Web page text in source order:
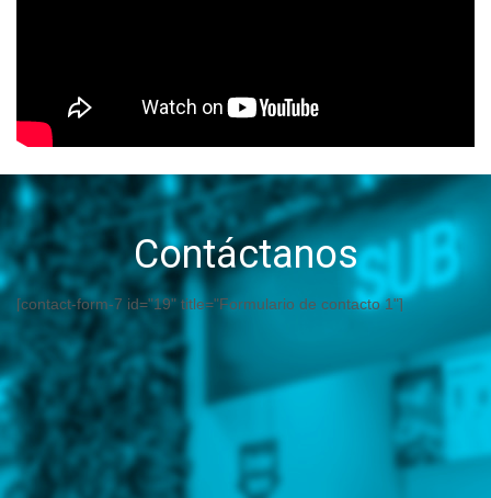
Contáctanos
[contact-form-7 id="19" title="Formulario de contacto 1"]